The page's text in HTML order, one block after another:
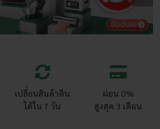
เปลี่ยนสินค้าคืน
ได้ใน 7 วัน
ผ่อน 0%
สูงสุด 3 เดือน